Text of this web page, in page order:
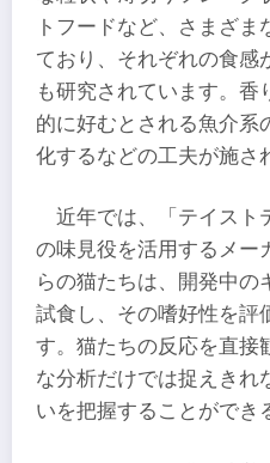
トフードなど、さまざ
ており、それぞれの食感
も研究されています。香
的に好むとされる魚介系
化するなどの工夫が施さ
近年では、「テイスト
の味見役を活用するメー
らの猫たちは、開発中の
試食し、その嗜好性を評
す。猫たちの反応を直接
な分析だけでは捉えきれ
いを把握することができ